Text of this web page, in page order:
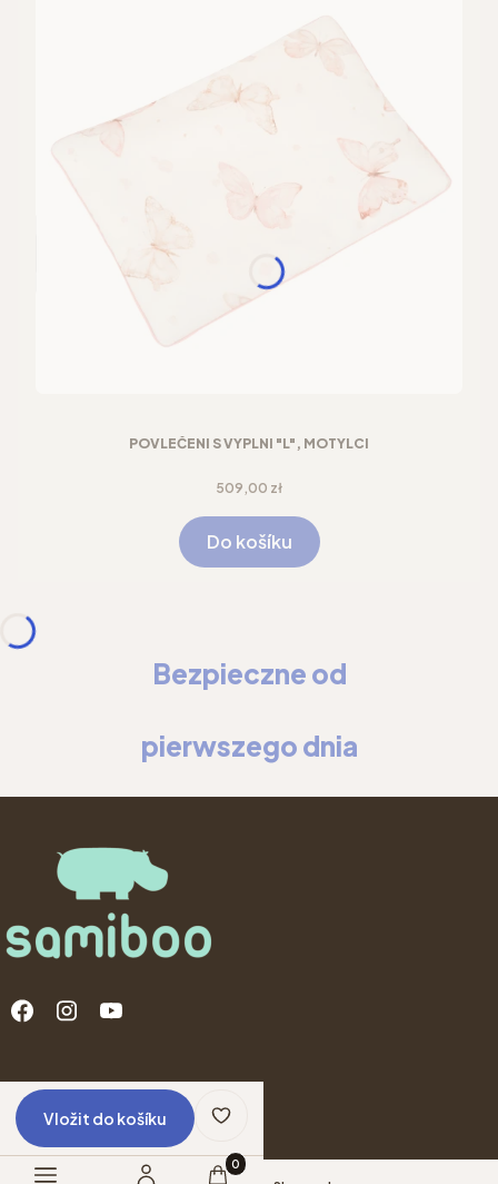
POVLEČENÍ S VÝPLNÍ "L", MOTÝLCI
Cena
509,00 zł
Do košíku
Bezpieczne od
pierwszego dnia
Menu v zápatí
© Copyright 2025 Shoper
Vložit do košíku
Produkty v košíku: 0. Zobrazit